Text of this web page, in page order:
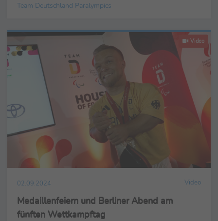
Team Deutschland Paralympics
Video
02.09.2024 Video
Medaillenfeiern und Berliner Abend am
fünften Wettkampftag